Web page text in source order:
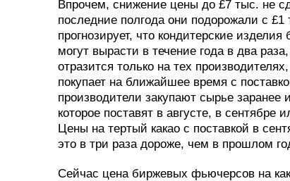
Впрочем, снижение цены до £7 тыс. не
последние полгода они подорожали с
прогнозирует, что кондитерские
могут вырасти в течение года в два
отразится только на тех
покупает на ближайшее время с
производители закупают сырье
которое поставят в августе, в
Цены на тертый какао с поставкой в
это в три раза дороже, чем в прошлом
Сейчас цена биржевых фьючерсов на